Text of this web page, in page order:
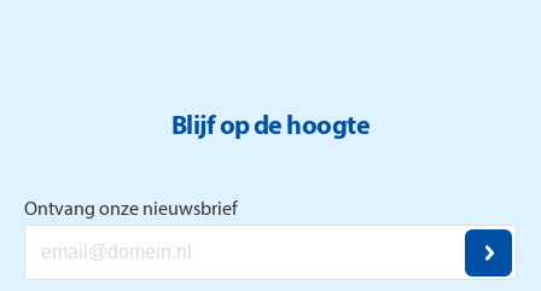
Blijf op de hoogte
Ontvang onze nieuwsbrief